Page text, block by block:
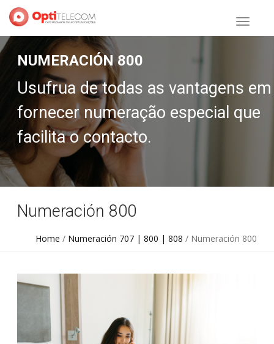
NUMERACIÓN 800
Usufrua de todas as vantagens em
fornecer numeração especial que
facilita o contacto.
Numeración 800
Home / Numeración 707 | 800 | 808 / Numeración 800